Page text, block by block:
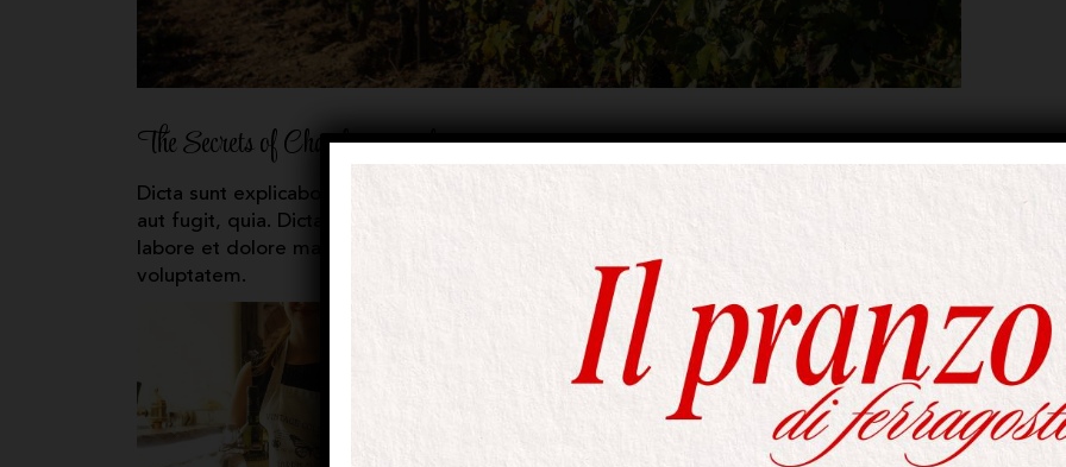
The Secrets of Chardonnaymaking
Dicta sunt explicabo. Nemo enim ipsam voluptatem quia voluptas sit aspernatur aut odit
aut fugit, quia. Dicta sunt explicabo. Adipiscing elit, sed do eiusmod tempor incididunt ut
labore et dolore magna aliqua. Ut enim minim veniam quis nostrud exercitation ipsam
voluptatem.